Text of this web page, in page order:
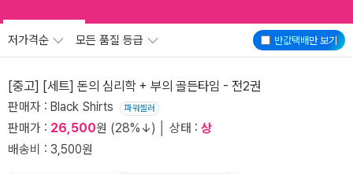
반값택배만 보기
저가격순 모든 품질 등급
[중고] [세트] 돈의 심리학 + 부의 골든타임 - 전2권
판매자 : Black Shirts 파워셀러
판매가 : 26,500원 (28%↓) │ 상태 : 상
배송비 : 3,500원